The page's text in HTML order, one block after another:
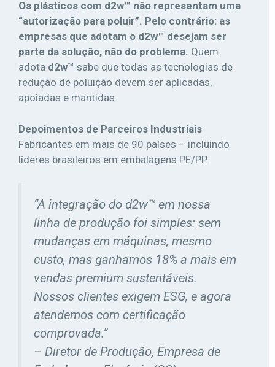
Os plásticos com d2w™ não representam uma
“autorização para poluir”. Pelo contrário: as
empresas que adotam o d2w™ desejam ser
parte da solução, não do problema. Quem
adota d2w™ sabe que todas as tecnologias de
redução de poluição devem ser aplicadas,
apoiadas e mantidas.
Depoimentos de Parceiros Industriais
Fabricantes em mais de 90 países – incluindo
líderes brasileiros em embalagens PE/PP.
“A integração do d2w™ em nossa
linha de produção foi simples: sem
mudanças em máquinas, mesmo
custo, mas ganhamos 18% a mais em
vendas premium sustentáveis.
Nossos clientes exigem ESG, e agora
atendemos com certificação
comprovada.”
– Diretor de Produção, Empresa de